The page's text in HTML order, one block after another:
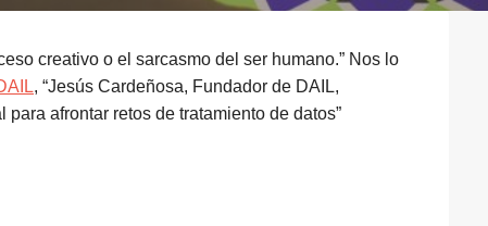
creativo o el sarcasmo del ser humano.” Nos lo
, “Jesús Cardeñosa, Fundador de DAIL,
afrontar retos de tratamiento de datos”